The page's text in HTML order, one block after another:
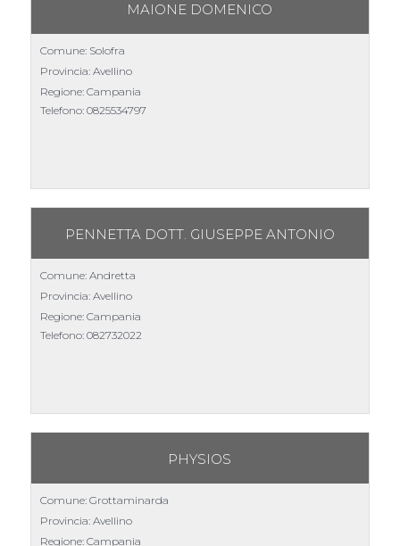
MAIONE DOMENICO
Comune: Solofra
Provincia: Avellino
Regione: Campania
Telefono: 0825534797
PENNETTA DOTT. GIUSEPPE ANTONIO
Comune: Andretta
Provincia: Avellino
Regione: Campania
Telefono: 082732022
PHYSIOS
Comune: Grottaminarda
Provincia: Avellino
Regione: Campania